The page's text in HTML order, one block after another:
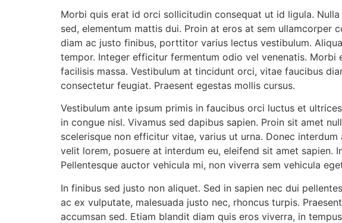
Morbi quis erat id orci sollicitudin consequat ut id ligula.
sed, elementum mattis dui. Proin at eros at sem
diam ac justo finibus, porttitor varius lectus vestibulum.
tempor. Integer efficitur fermentum odio vel venenatis.
facilisis massa. Vestibulum at tincidunt orci, vitae faucibus
consectetur feugiat. Praesent egestas mollis cursus.
Vestibulum ante ipsum primis in faucibus orci luctus et
in congue nisl. Vivamus sed dapibus sapien. Proin sit amet
scelerisque non efficitur vitae, varius ut urna. Donec
velit lorem, posuere at interdum eu, eleifend sit amet
Pellentesque auctor vehicula mi, non viverra sem vehicula
In finibus sed justo non aliquet. Sed in sapien nec dui
ac ex vulputate, malesuada justo nec, rhoncus turpis.
accumsan sed. Etiam blandit diam quis eros viverra, in